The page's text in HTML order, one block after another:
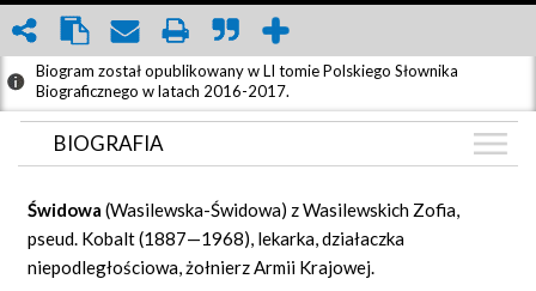
Biogram został opublikowany w LI tomie Polskiego Słownika
Biograficznego w latach 2016-2017.
BIOGRAFIA
ARTYKUŁY (1)
GRAF POWIĄZAŃ
Świdowa(Wasilewska-Świdowa) z Wasilewskich Zofia,
pseud. Kobalt (1887—1968), lekarka, działaczka
niepodległościowa, żołnierz Armii Krajowej.